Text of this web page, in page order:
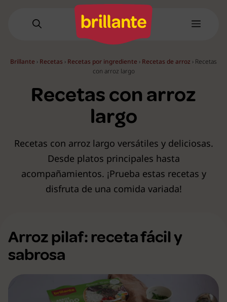
Menú
Brillante › Recetas › Recetas por ingrediente › Recetas de arroz › Recetas
con arroz largo
Recetas con arroz
largo
Recetas con arroz largo versátiles y deliciosas.
Desde platos principales hasta
acompañamientos. ¡Prueba estas recetas y
disfruta de una comida variada!
Arroz pilaf: receta fácil y
sabrosa